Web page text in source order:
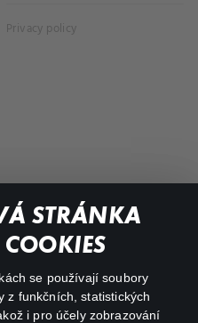
STRÁNKA
se používají soubory
z funkčních, statistických
i pro účely zobrazování
Privacy policy